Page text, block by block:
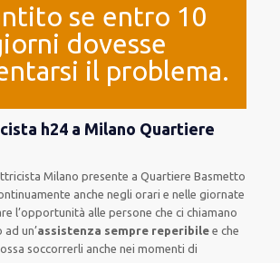
se entro 10
dovesse
il problema.
h24 a Milano Quartiere
Milanopresente a Quartiere Basmetto
anchenegli orari e nelle giornate
l’opportunità alle persone che ci chiamano
ad un’assistenza sempre reperibile e che
soccorrerli anchenei momenti di